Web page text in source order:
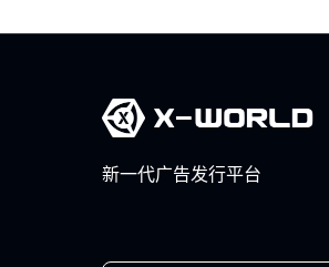
新一代广告发行平台